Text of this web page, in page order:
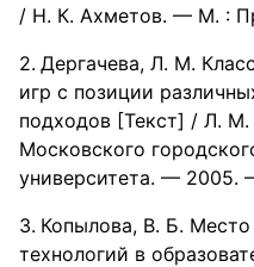
/ Н. К. Ахметов. — М. :
Дергачева, Л. М.
игр с позиции
подходов [Текст] / Л. М.
Московского
университета. —
Копылова, В. Б.
технологий в